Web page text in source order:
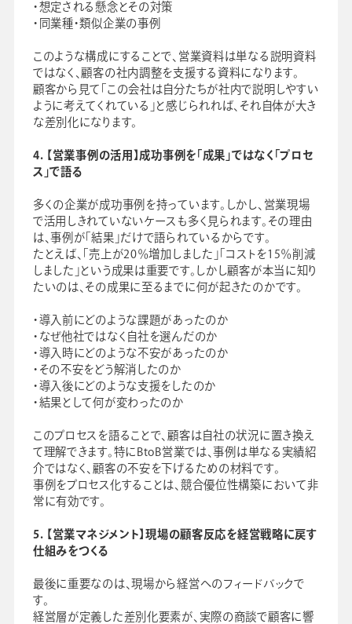
・想定される懸念とその対策
・同業種・類似企業の事例
このような構成にすることで、営業資料は単なる説明資料
ではなく、顧客の社内調整を支援する資料になります。
顧客から見て「この会社は自分たちが社内で説明しやすい
ように考えてくれている」と感じられれば、それ自体が大き
な差別化になります。
4. 【営業事例の活用】成功事例を「成果」ではなく「プロセ
ス」で語る
多くの企業が成功事例を持っています。しかし、営業現場
で活用しきれていないケースも多く見られます。その理由
は、事例が「結果」だけで語られているからです。
たとえば、「売上が20％増加しました」「コストを15％削減
しました」という成果は重要です。しかし顧客が本当に知り
たいのは、その成果に至るまでに何が起きたのかです。
・導入前にどのような課題があったのか
・なぜ他社ではなく自社を選んだのか
・導入時にどのような不安があったのか
・その不安をどう解消したのか
・導入後にどのような支援をしたのか
・結果として何が変わったのか
このプロセスを語ることで、顧客は自社の状況に置き換え
て理解できます。特にBtoB営業では、事例は単なる実績紹
介ではなく、顧客の不安を下げるための材料です。
事例をプロセス化することは、競合優位性構築において非
常に有効です。
5. 【営業マネジメント】現場の顧客反応を経営戦略に戻す
仕組みをつくる
最後に重要なのは、現場から経営へのフィードバックで
す。
経営層が定義した差別化要素が、実際の商談で顧客に響